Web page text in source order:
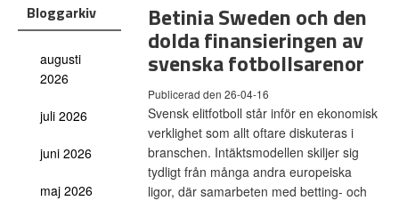
Bloggarkiv
augusti
2026
juli 2026
juni 2026
maj 2026
Betinia Sweden och den
dolda finansieringen av
svenska fotbollsarenor
Publicerad den 26-04-16
Svensk elitfotboll står inför en ekonomisk
verklighet som allt oftare diskuteras i
branschen. Intäktsmodellen skiljer sig
tydligt från många andra europeiska
ligor, där samarbeten med betting- och